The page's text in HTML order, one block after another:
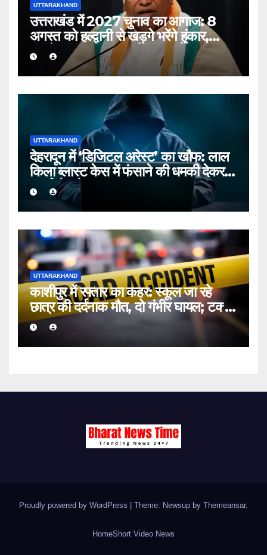
UTTARAKHAND
उत्तराखंड में 2027 चुनाव का आगाज: 8
अगस्त को हल्द्वानी से खड़गे भरेंगे हुंकार,
कांग्रेस का शक्ति प्रदर्शन
UTTARAKHAND
देहरादून में ‘डिजिटल अरेस्ट’ का खौफ: लाल
किला ब्लास्ट केस में फंसाने की धमकी देकर
बुजुर्ग से ठगे ₹13 लाख
UTTARAKHAND
काशीपुर में रफ्तार का कहर: स्कूल जा रहे
छात्र की दर्दनाक मौत, दो गंभीर घायल; टक्कर
मारकर चालक फरार
Proudly powered by WordPress Theme: Newsup by Themeansar.
HomeShort Video News